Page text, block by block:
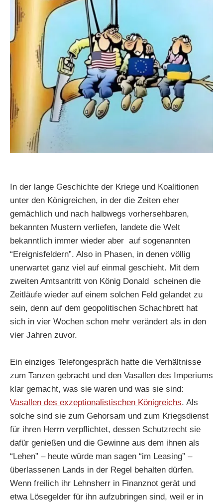
In der lange Geschichte der Kriege und Koalitionen
unter den Königreichen, in der die Zeiten eher
gemächlich und nach halbwegs vorhersehbaren,
bekannten Mustern verliefen, landete die Welt
bekanntlich immer wieder aber auf sogenannten
“Ereignisfeldern”. Also in Phasen, in denen völlig
unerwartet ganz viel auf einmal geschieht. Mit dem
zweiten Amtsantritt von König Donald scheinen die
Zeitläufe wieder auf einem solchen Feld gelandet zu
sein, denn auf dem geopolitischen Schachbrett hat
sich in vier Wochen schon mehr verändert als in den
vier Jahren zuvor.
Ein einziges Telefongespräch hatte die Verhältnisse
zum Tanzen gebracht und den Vasallen des Imperiums
klar gemacht, was sie waren und was sie sind:
Vasallen des exzeptionalistischen Königreichs. Als
solche sind sie zum Gehorsam und zum Kriegsdienst
für ihren Herrn verpflichtet, dessen Schutzrecht sie
dafür genießen und die Gewinne aus dem ihnen als
“Lehen” – heute würde man sagen “im Leasing” –
überlassenen Lands in der Regel behalten dürfen.
Wenn freilich ihr Lehnsherr in Finanznot gerät und
etwa Lösegelder für ihn aufzubringen sind, weil er in